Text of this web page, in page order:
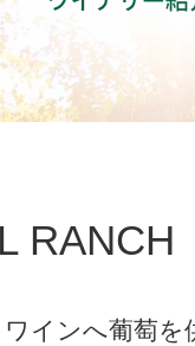
RANCH
インへ葡萄を